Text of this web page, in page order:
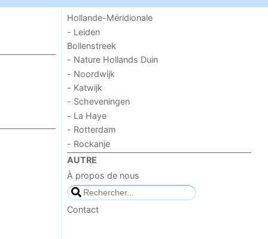
Hollande-Méridionale
- Leiden
Bollenstreek
- Nature Hollands Duin
- Noordwijk
- Katwijk
- Scheveningen
- La Haye
- Rotterdam
- Rockanje
AUTRE
À propos de nous
Contact